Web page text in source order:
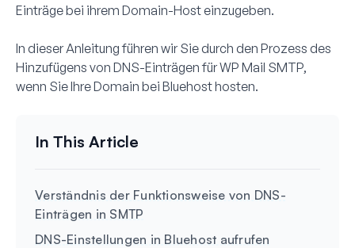
Einträge bei ihrem Domain-Host einzugeben.
In dieser Anleitung führen wir Sie durch den Prozess des
Hinzufügens von DNS-Einträgen für WP Mail SMTP,
wenn Sie Ihre Domain bei Bluehost hosten.
Verständnis der Funktionsweise von DNS-
Einträgen in SMTP
DNS-Einstellungen in Bluehost aufrufen